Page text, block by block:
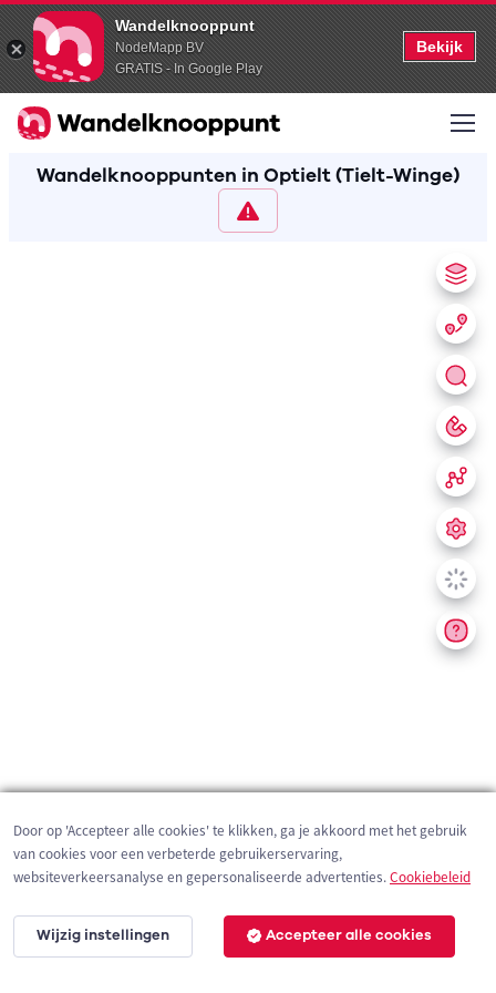
Wandelknooppunt
NodeMapp BV
GRATIS - In Google Play
Bekijk
Wandelknooppunten in Optielt (Tielt-Winge)
200 m
Door op 'Accepteer alle cookies' te klikken, ga je akkoord met het gebruik
van cookies voor een verbeterde gebruikerservaring,
websiteverkeersanalyse en gepersonaliseerde advertenties.Cookiebeleid
Wijzig instellingen Accepteer alle cookies